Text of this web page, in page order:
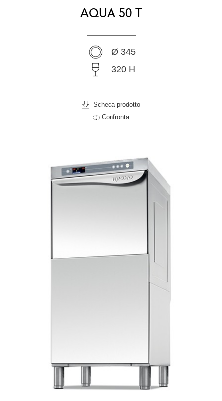
AQUA 50 T
Ø 345
320 H
Scheda prodotto
Confronta